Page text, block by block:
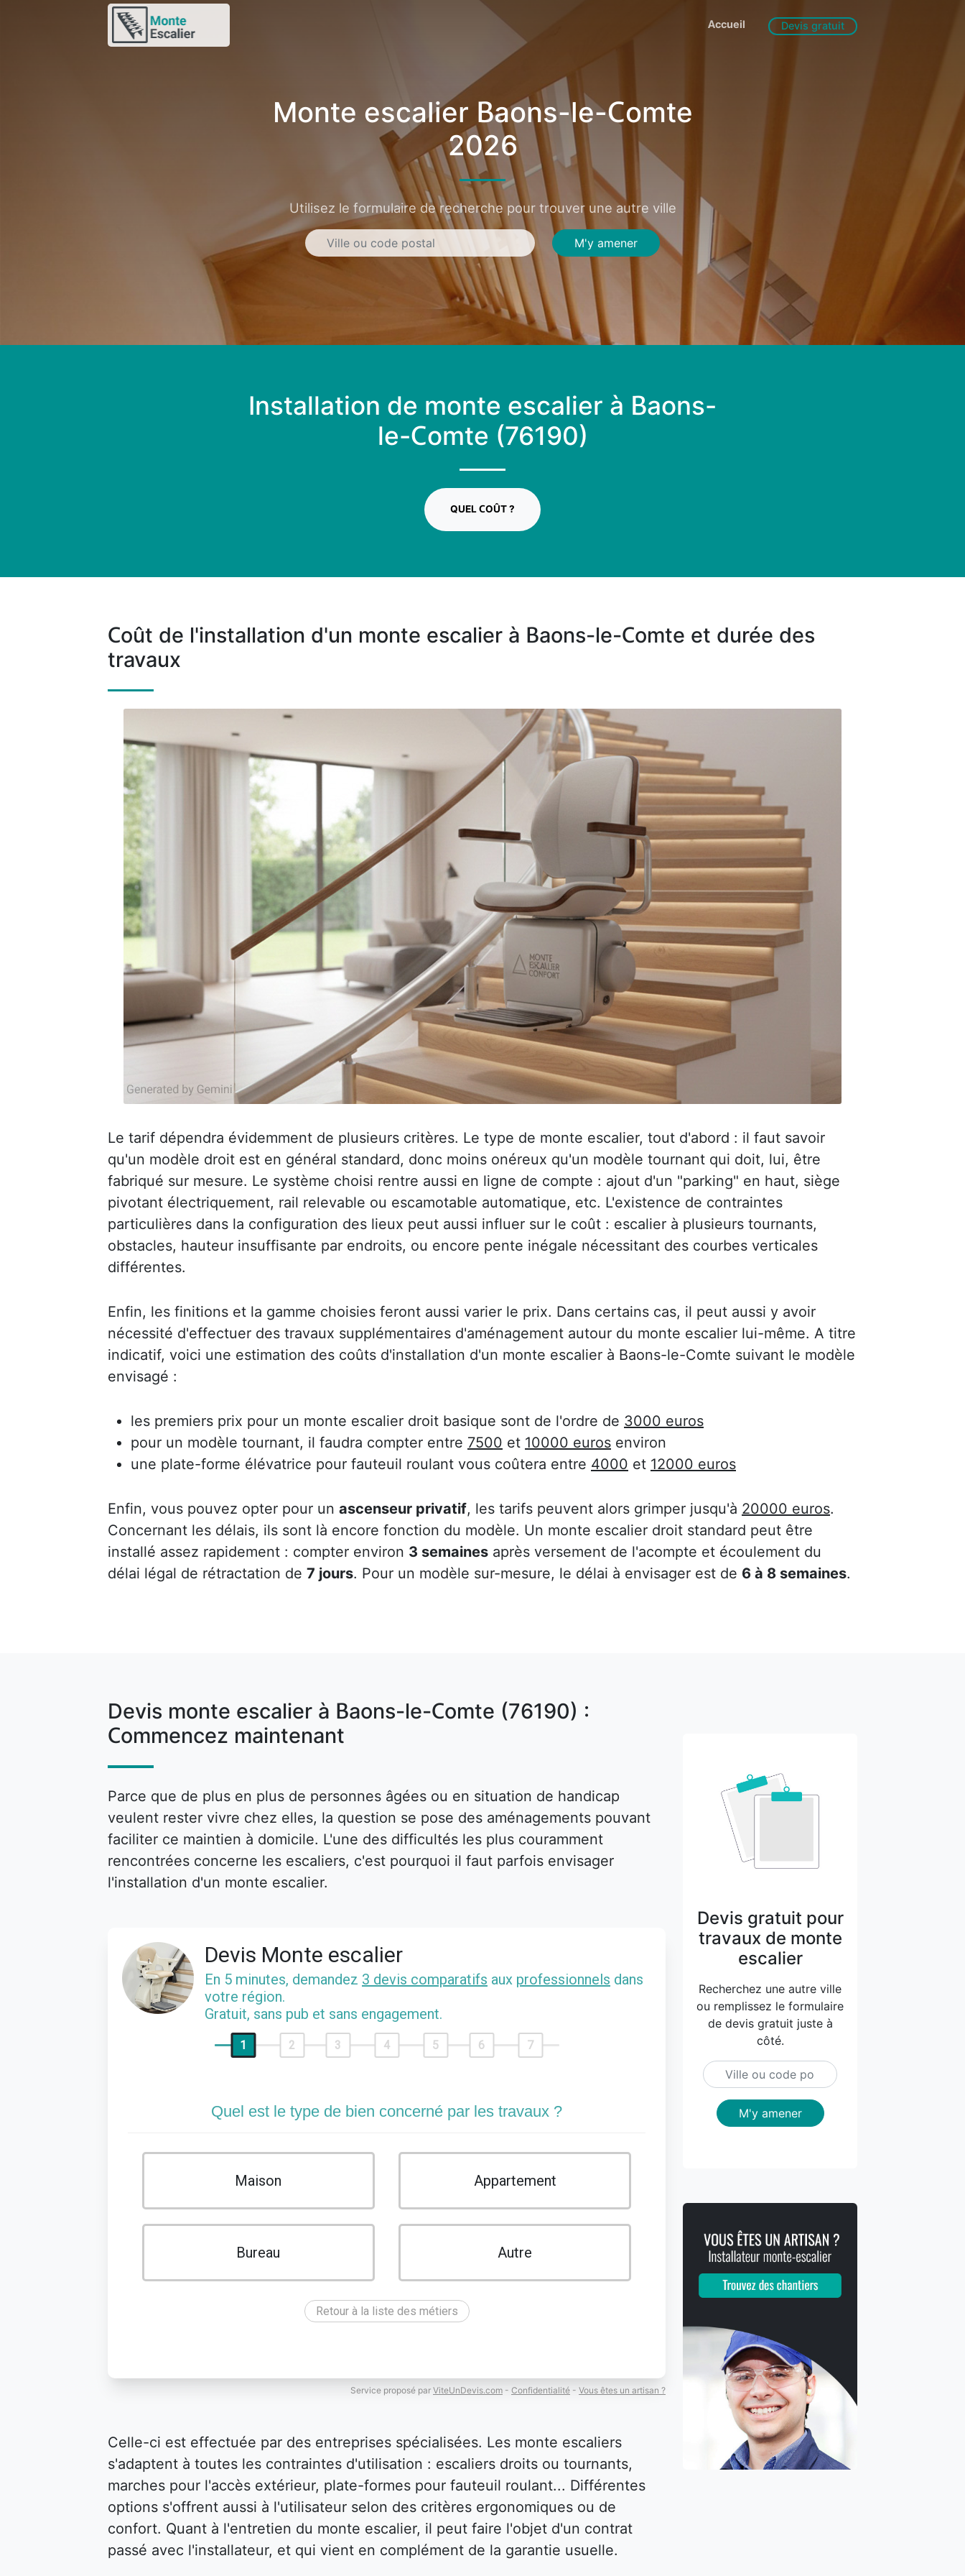
Accueil Devis gratuit
Monte escalier Baons-le-Comte
2026
Utilisez le formulaire de recherche pour trouver une autre ville
M'y amener
Installation de monte escalier à Baons-
le-Comte (76190)
QUEL COÛT ?
Coût de l'installation d'un monte escalier à Baons-le-Comte et durée des
travaux
Le tarif dépendra évidemment de plusieurs critères. Le type de monte escalier, tout d'abord : il faut savoir
qu'un modèle droit est en général standard, donc moins onéreux qu'un modèle tournant qui doit, lui, être
fabriqué sur mesure. Le système choisi rentre aussi en ligne de compte : ajout d'un "parking" en haut, siège
pivotant électriquement, rail relevable ou escamotable automatique, etc. L'existence de contraintes
particulières dans la configuration des lieux peut aussi influer sur le coût : escalier à plusieurs tournants,
obstacles, hauteur insuffisante par endroits, ou encore pente inégale nécessitant des courbes verticales
différentes.
Enfin, les finitions et la gamme choisies feront aussi varier le prix. Dans certains cas, il peut aussi y avoir
nécessité d'effectuer des travaux supplémentaires d'aménagement autour du monte escalier lui-même. A titre
indicatif, voici une estimation des coûts d'installation d'un monte escalier à Baons-le-Comte suivant le modèle
envisagé :
les premiers prix pour un monte escalier droit basique sont de l'ordre de 3000 euros
pour un modèle tournant, il faudra compter entre 7500 et 10000 euros environ
une plate-forme élévatrice pour fauteuil roulant vous coûtera entre 4000 et 12000 euros
Enfin, vous pouvez opter pour un ascenseur privatif, les tarifs peuvent alors grimper jusqu'à 20000 euros.
Concernant les délais, ils sont là encore fonction du modèle. Un monte escalier droit standard peut être
installé assez rapidement : compter environ 3 semaines après versement de l'acompte et écoulement du
délai légal de rétractation de 7 jours. Pour un modèle sur-mesure, le délai à envisager est de 6 à 8 semaines.
Devis monte escalier à Baons-le-Comte (76190) :
Commencez maintenant
Parce que de plus en plus de personnes âgées ou en situation de handicap
veulent rester vivre chez elles, la question se pose des aménagements pouvant
faciliter ce maintien à domicile. L'une des difficultés les plus couramment
rencontrées concerne les escaliers, c'est pourquoi il faut parfois envisager
l'installation d'un monte escalier.
Devis Monte escalier
En 5 minutes, demandez 3 devis comparatifs aux professionnels dans
votre région.
Gratuit, sans pub et sans engagement.
1 2 3 4 5 6 7
Quel est le type de bien concerné par les travaux ?
Maison Appartement
Bureau Autre
Retour à la liste des métiers
Service proposé par ViteUnDevis.com - Confidentialité - Vous êtes un artisan ?
Celle-ci est effectuée par des entreprises spécialisées. Les monte escaliers
s'adaptent à toutes les contraintes d'utilisation : escaliers droits ou tournants,
marches pour l'accès extérieur, plate-formes pour fauteuil roulant... Différentes
options s'offrent aussi à l'utilisateur selon des critères ergonomiques ou de
confort. Quant à l'entretien du monte escalier, il peut faire l'objet d'un contrat
passé avec l'installateur, et qui vient en complément de la garantie usuelle.
Devis gratuit pour
travaux de monte
escalier
Recherchez une autre ville
ou remplissez le formulaire
de devis gratuit juste à
côté.
M'y amener